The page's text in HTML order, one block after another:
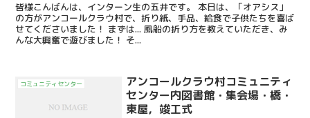
皆様こんばんは、インターン生の五井です。 本日は、「オアシス」
の方がアンコールクラウ村で、折り紙、手品、給食で子供たちを喜ば
せてくださいました！ まずは... 風船の折り方を教えていただき、み
んな大興奮で遊びました！ そ...
コミュニティセンター
アンコールクラウ村コミュニティ
センター内図書館・集会場・橋・
東屋，竣工式